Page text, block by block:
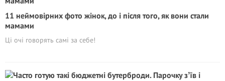
11 неймовірних фото жінок, до і після того, як вони стали
мамами
Ці очі говорять самі за себе!